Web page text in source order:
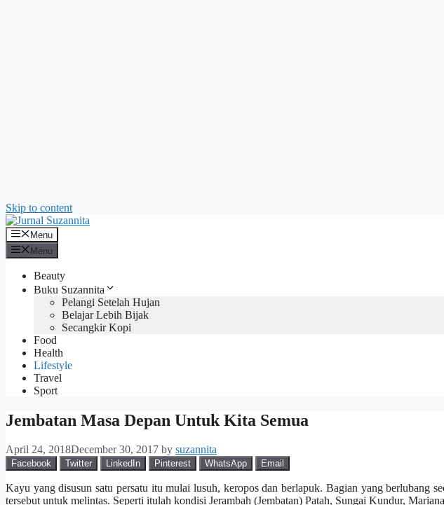
Skip to content
Menu
Menu
Beauty
Buku Suzannita
Pelangi Setelah Hujan
Belajar Lebih Bijak
Secangkir Kopi
Food
Health
Lifestyle
Travel
Sport
Jembatan Masa Depan Untuk Kita Semua
April 24, 2018December 30, 2017 by suzannita
Facebook Twitter LinkedIn Pinterest WhatsApp Email
Kayu yang disusun satu persatu itu mulai lusuh, keropos dan berlapuk. Bagian yang berlubang
tersebut untuk melintas. Seperti itulah kondisi Jerambah (Jembatan) Patah, Sungai Kundur,